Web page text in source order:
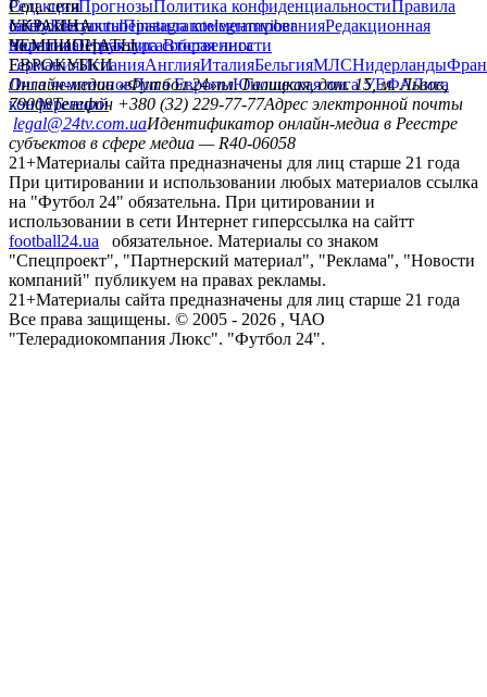
РедакцияПрогнозыПолитика конфиденциальностиПравила
сайтуКонтактыПравила комментированияРедакционная
политикаСтруктура собственности
Соц. сети
facebookxyoutubeinstagramtelegramviber
УКРАИНА
УкраинаПервая лигаВторая лига
ЧЕМПИОНАТЫ
ГерманияИспанияАнглияИталияБельгияМЛСНидерланды
ЕВРОКУБКИ
Лига чемпионовЛига ЕвропыЮношеская лига УЕФАЛига
конференций
Онлайн-медиа «Футбол 24»пл. Галицкая, дом. 15, м. Львов,
79008Телефон +380 (32) 229-77-77Адрес электронной почты
legal@24tv.com.uaИдентификатор онлайн-медиа в Реестре
субъектов в сфере медиа — R40-06058
21+Материалы сайта предназначены для лиц старше 21 года
При цитировании и использовании любых материалов ссылка
на "Футбол 24" обязательна. При цитировании и
использовании в сети Интернет гиперссылка на сайтт
football24.ua
обязательное. Материалы со знаком
"Спецпроект", "Партнерский материал", "Реклама", "Новости
компаний" публикуем на правах рекламы.
21+Материалы сайта предназначены для лиц старше 21 года
Все права защищены. © 2005 - 2026 , ЧАО
"Телерадиокомпания Люкс". "Футбол 24".